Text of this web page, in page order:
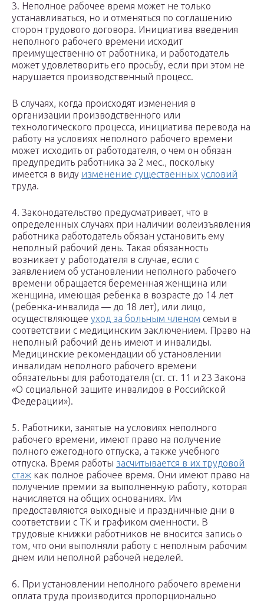
3. Неполное рабочее время может не только
устанавливаться, но и отменяться по соглашению
сторон трудового договора. Инициатива введения
неполного рабочего времени исходит
преимущественно от работника, и работодатель
может удовлетворить его просьбу, если при этом не
нарушается производственный процесс.
В случаях, когда происходят изменения в
организации производственного или
технологического процесса, инициатива перевода на
работу на условиях неполного рабочего времени
может исходить от работодателя, о чем он обязан
предупредить работника за 2 мес., поскольку
имеется в виду изменение существенных условий
труда.
4. Законодательство предусматривает, что в
определенных случаях при наличии волеизъявления
работника работодатель обязан установить ему
неполный рабочий день. Такая обязанность
возникает у работодателя в случае, если с
заявлением об установлении неполного рабочего
времени обращается беременная женщина или
женщина, имеющая ребенка в возрасте до 14 лет
(ребенка-инвалида — до 18 лет), или лицо,
осуществляющее уход за больным членом семьи в
соответствии с медицинским заключением. Право на
неполный рабочий день имеют и инвалиды.
Медицинские рекомендации об установлении
инвалидам неполного рабочего времени
обязательны для работодателя (ст. ст. 11 и 23 Закона
«О социальной защите инвалидов в Российской
Федерации»).
5. Работники, занятые на условиях неполного
рабочего времени, имеют право на получение
полного ежегодного отпуска, а также учебного
отпуска. Время работы засчитывается в их трудовой
стаж как полное рабочее время. Они имеют право на
получение премии за выполненную работу, которая
начисляется на общих основаниях. Им
предоставляются выходные и праздничные дни в
соответствии с ТК и графиком сменности. В
трудовые книжки работников не вносится запись о
том, что они выполняли работу с неполным рабочим
днем или неполной рабочей неделей.
6. При установлении неполного рабочего времени
оплата труда производится пропорционально